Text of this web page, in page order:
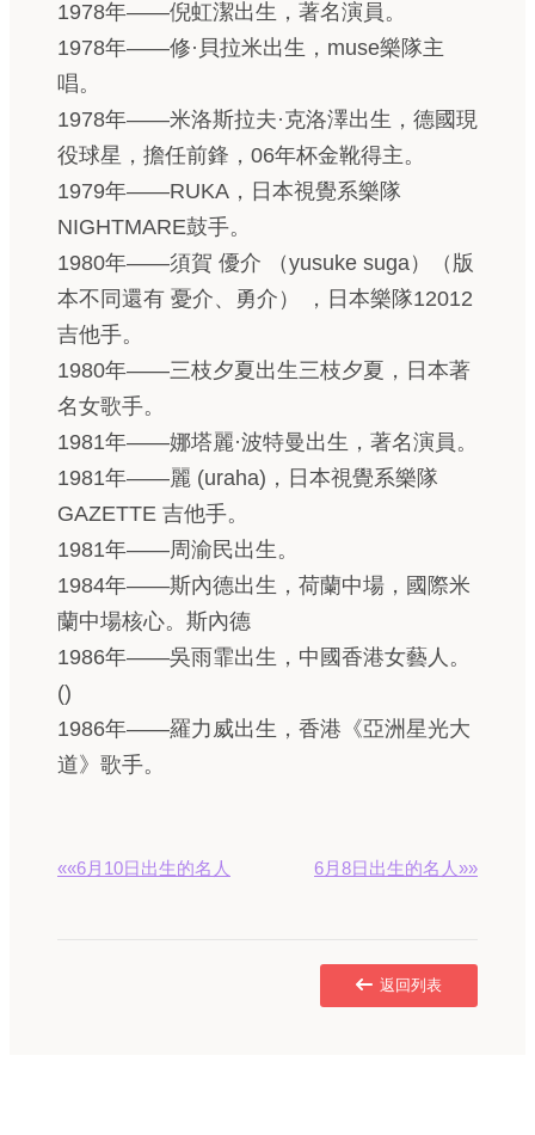
1978年——倪虹潔出生，著名演員。
1978年——修·貝拉米出生，muse樂隊主
唱。
1978年——米洛斯拉夫·克洛澤出生，德國現
役球星，擔任前鋒，06年杯金靴得主。
1979年——RUKA，日本視覺系樂隊
NIGHTMARE鼓手。
1980年——須賀 優介 （yusuke suga）（版
本不同還有 憂介、勇介） ，日本樂隊12012
吉他手。
1980年——三枝夕夏出生三枝夕夏，日本著
名女歌手。
1981年——娜塔麗·波特曼出生，著名演員。
1981年——麗 (uraha)，日本視覺系樂隊
GAZETTE 吉他手。
1981年——周渝民出生。
1984年——斯內德出生，荷蘭中場，國際米
蘭中場核心。斯內德
1986年——吳雨霏出生，中國香港女藝人。
()
1986年——羅力威出生，香港《亞洲星光大
道》歌手。
««6月10日出生的名人 6月8日出生的名人»»
返回列表